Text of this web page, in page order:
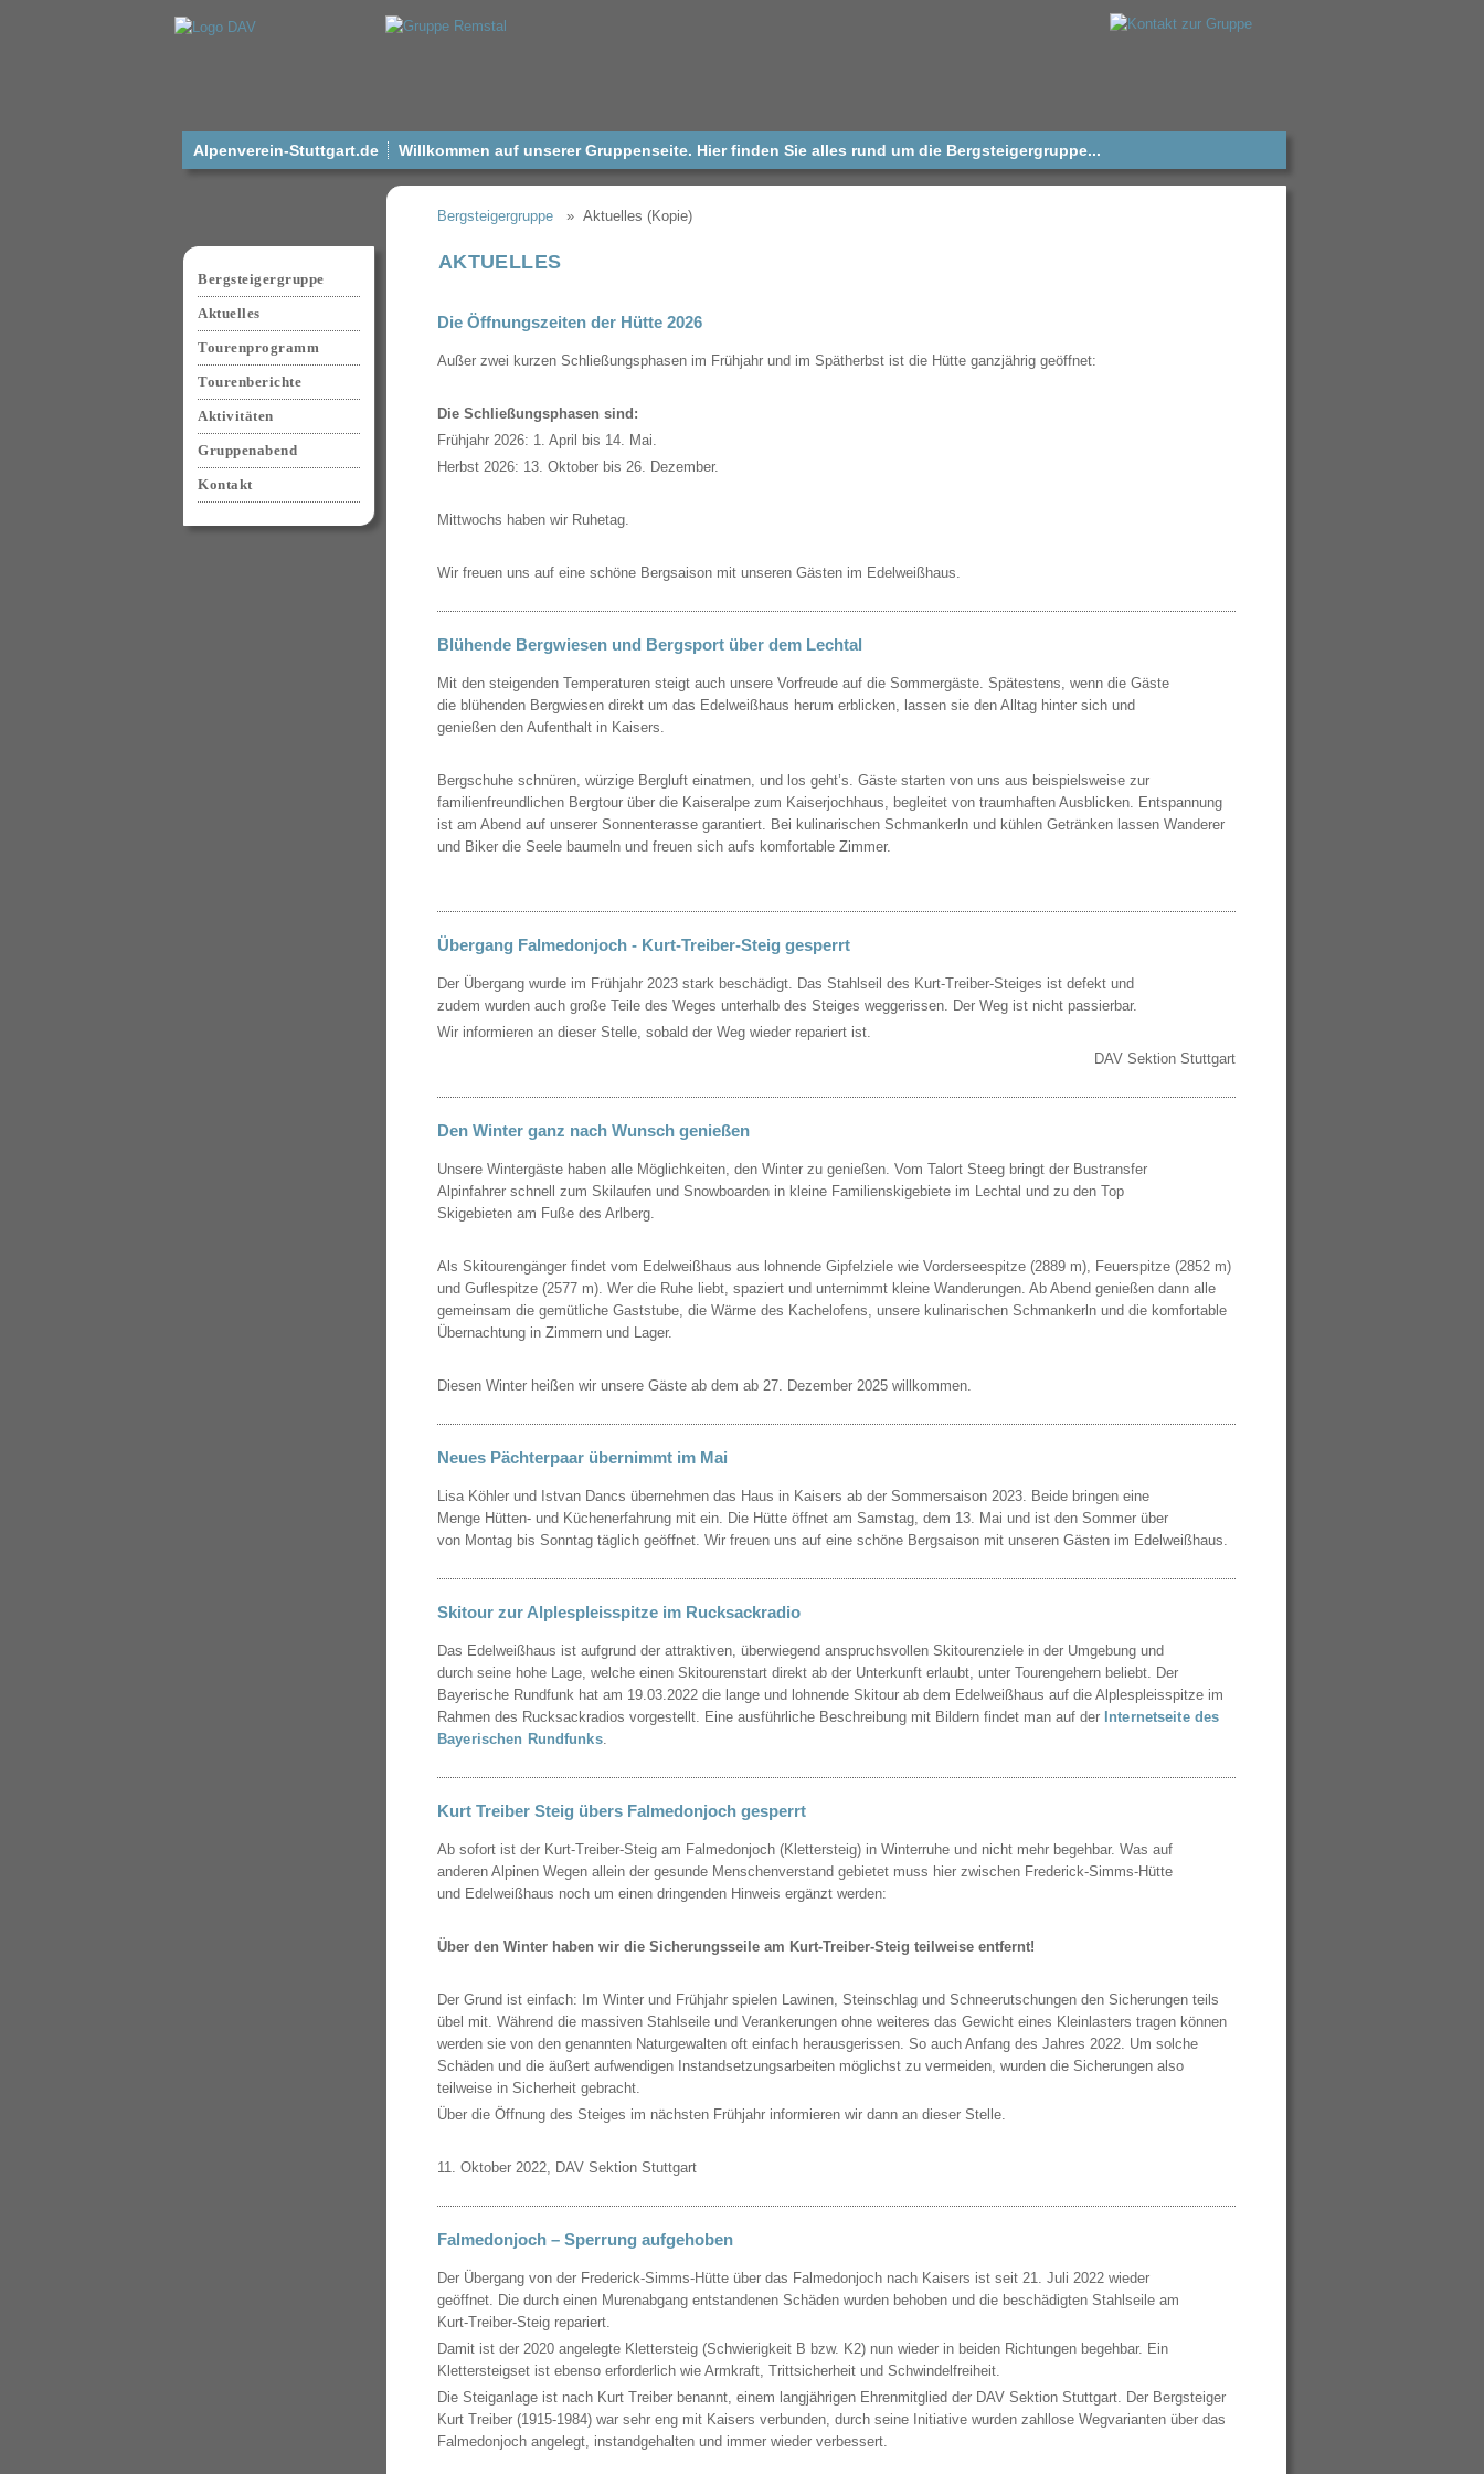
Alpenverein-Stuttgart.de Willkommen auf unserer Gruppenseite. Hier finden Sie alles rund um die Bergsteigergruppe...
Bergsteigergruppe Aktuelles (Kopie)
AKTUELLES
Die Öffnungszeiten der Hütte 2026
Außer zwei kurzen Schließungsphasen im Frühjahr und im Spätherbst ist die Hütte ganzjährig geöffnet:
Die Schließungsphasen sind:
Frühjahr 2026: 1. April bis 14. Mai.
Herbst 2026: 13. Oktober bis 26. Dezember.
Mittwochs haben wir Ruhetag.
Wir freuen uns auf eine schöne Bergsaison mit unseren Gästen im Edelweißhaus.
Blühende Bergwiesen und Bergsport über dem Lechtal
Mit den steigenden Temperaturen steigt auch unsere Vorfreude auf die Sommergäste. Spätestens, wenn die Gäste
die blühenden Bergwiesen direkt um das Edelweißhaus herum erblicken, lassen sie den Alltag hinter sich und
genießen den Aufenthalt in Kaisers.
Bergschuhe schnüren, würzige Bergluft einatmen, und los geht’s. Gäste starten von uns aus beispielsweise zur
familienfreundlichen Bergtour über die Kaiseralpe zum Kaiserjochhaus, begleitet von traumhaften Ausblicken. Entspannung
ist am Abend auf unserer Sonnenterasse garantiert. Bei kulinarischen Schmankerln und kühlen Getränken lassen Wanderer
und Biker die Seele baumeln und freuen sich aufs komfortable Zimmer.
Übergang Falmedonjoch - Kurt-Treiber-Steig gesperrt
Der Übergang wurde im Frühjahr 2023 stark beschädigt. Das Stahlseil des Kurt-Treiber-Steiges ist defekt und
zudem wurden auch große Teile des Weges unterhalb des Steiges weggerissen. Der Weg ist nicht passierbar.
Wir informieren an dieser Stelle, sobald der Weg wieder repariert ist.
DAV Sektion Stuttgart
Den Winter ganz nach Wunsch genießen
Unsere Wintergäste haben alle Möglichkeiten, den Winter zu genießen. Vom Talort Steeg bringt der Bustransfer
Alpinfahrer schnell zum Skilaufen und Snowboarden in kleine Familienskigebiete im Lechtal und zu den Top
Skigebieten am Fuße des Arlberg.
Als Skitourengänger findet vom Edelweißhaus aus lohnende Gipfelziele wie Vorderseespitze (2889 m), Feuerspitze (2852 m)
und Guflespitze (2577 m). Wer die Ruhe liebt, spaziert und unternimmt kleine Wanderungen. Ab Abend genießen dann alle
gemeinsam die gemütliche Gaststube, die Wärme des Kachelofens, unsere kulinarischen Schmankerln und die komfortable
Übernachtung in Zimmern und Lager.
Diesen Winter heißen wir unsere Gäste ab dem ab 27. Dezember 2025 willkommen.
Neues Pächterpaar übernimmt im Mai
Lisa Köhler und Istvan Dancs übernehmen das Haus in Kaisers ab der Sommersaison 2023. Beide bringen eine
Menge Hütten- und Küchenerfahrung mit ein. Die Hütte öffnet am Samstag, dem 13. Mai und ist den Sommer über
von Montag bis Sonntag täglich geöffnet. Wir freuen uns auf eine schöne Bergsaison mit unseren Gästen im Edelweißhaus.
Skitour zur Alplespleisspitze im Rucksackradio
Das Edelweißhaus ist aufgrund der attraktiven, überwiegend anspruchsvollen Skitourenziele in der Umgebung und
durch seine hohe Lage, welche einen Skitourenstart direkt ab der Unterkunft erlaubt, unter Tourengehern beliebt. Der
Bayerische Rundfunk hat am 19.03.2022 die lange und lohnende Skitour ab dem Edelweißhaus auf die Alplespleisspitze im
Rahmen des Rucksackradios vorgestellt. Eine ausführliche Beschreibung mit Bildern findet man auf der Internetseite des
Bayerischen Rundfunks.
Kurt Treiber Steig übers Falmedonjoch gesperrt
Ab sofort ist der Kurt-Treiber-Steig am Falmedonjoch (Klettersteig) in Winterruhe und nicht mehr begehbar. Was auf
anderen Alpinen Wegen allein der gesunde Menschenverstand gebietet muss hier zwischen Frederick-Simms-Hütte
und Edelweißhaus noch um einen dringenden Hinweis ergänzt werden:
Über den Winter haben wir die Sicherungsseile am Kurt-Treiber-Steig teilweise entfernt!
Der Grund ist einfach: Im Winter und Frühjahr spielen Lawinen, Steinschlag und Schneerutschungen den Sicherungen teils
übel mit. Während die massiven Stahlseile und Verankerungen ohne weiteres das Gewicht eines Kleinlasters tragen können
werden sie von den genannten Naturgewalten oft einfach herausgerissen. So auch Anfang des Jahres 2022. Um solche
Schäden und die äußert aufwendigen Instandsetzungsarbeiten möglichst zu vermeiden, wurden die Sicherungen also
teilweise in Sicherheit gebracht.
Über die Öffnung des Steiges im nächsten Frühjahr informieren wir dann an dieser Stelle.
11. Oktober 2022, DAV Sektion Stuttgart
Falmedonjoch – Sperrung aufgehoben
Der Übergang von der Frederick-Simms-Hütte über das Falmedonjoch nach Kaisers ist seit 21. Juli 2022 wieder
geöffnet. Die durch einen Murenabgang entstandenen Schäden wurden behoben und die beschädigten Stahlseile am
Kurt-Treiber-Steig repariert.
Damit ist der 2020 angelegte Klettersteig (Schwierigkeit B bzw. K2) nun wieder in beiden Richtungen begehbar. Ein
Klettersteigset ist ebenso erforderlich wie Armkraft, Trittsicherheit und Schwindelfreiheit.
Die Steiganlage ist nach Kurt Treiber benannt, einem langjährigen Ehrenmitglied der DAV Sektion Stuttgart. Der Bergsteiger
Kurt Treiber (1915-1984) war sehr eng mit Kaisers verbunden, durch seine Initiative wurden zahllose Wegvarianten über das
Falmedonjoch angelegt, instandgehalten und immer wieder verbessert.
Navigation
überspringen
Bergsteigergruppe
Aktuelles
Tourenprogramm
Tourenberichte
Aktivitäten
Gruppenabend
Kontakt